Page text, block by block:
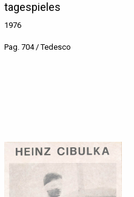
tagespieles
1976
Pag. 704 / Tedesco